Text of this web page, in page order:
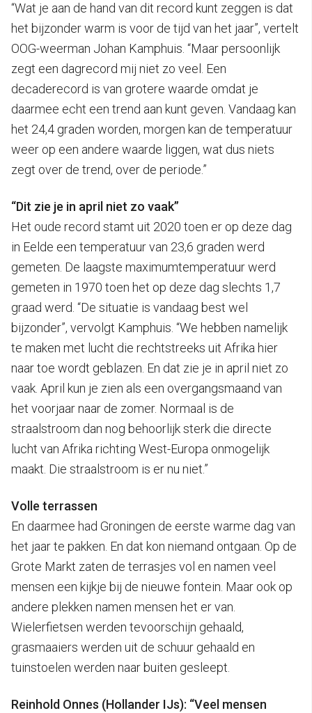
“Wat je aan de hand van dit record kunt zeggen is dat
het bijzonder warm is voor de tijd van het jaar”, vertelt
OOG-weerman Johan Kamphuis. “Maar persoonlijk
zegt een dagrecord mij niet zo veel. Een
decaderecord is van grotere waarde omdat je
daarmee echt een trend aan kunt geven. Vandaag kan
het 24,4 graden worden, morgen kan de temperatuur
weer op een andere waarde liggen, wat dus niets
zegt over de trend, over de periode.”
“Dit zie je in april niet zo vaak”
Het oude record stamt uit 2020 toen er op deze dag
in Eelde een temperatuur van 23,6 graden werd
gemeten. De laagste maximumtemperatuur werd
gemeten in 1970 toen het op deze dag slechts 1,7
graad werd. “De situatie is vandaag best wel
bijzonder”, vervolgt Kamphuis. “We hebben namelijk
te maken met lucht die rechtstreeks uit Afrika hier
naar toe wordt geblazen. En dat zie je in april niet zo
vaak. April kun je zien als een overgangsmaand van
het voorjaar naar de zomer. Normaal is de
straalstroom dan nog behoorlijk sterk die directe
lucht van Afrika richting West-Europa onmogelijk
maakt. Die straalstroom is er nu niet.”
Volle terrassen
En daarmee had Groningen de eerste warme dag van
het jaar te pakken. En dat kon niemand ontgaan. Op de
Grote Markt zaten de terrasjes vol en namen veel
mensen een kijkje bij de nieuwe fontein. Maar ook op
andere plekken namen mensen het er van.
Wielerfietsen werden tevoorschijn gehaald,
grasmaaiers werden uit de schuur gehaald en
tuinstoelen werden naar buiten gesleept.
Reinhold Onnes (Hollander IJs): “Veel mensen